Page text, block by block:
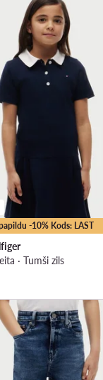
-10% Kods: LAST
· Tumši zils